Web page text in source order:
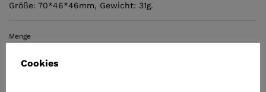
Größe: 70*46*46mm, Gewicht: 31g.
Hoco
Menge
Cookies